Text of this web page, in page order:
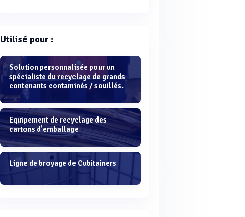
Utilisé pour :
Solution personnalisée pour un
spécialiste du recyclage de grands
contenants contaminés / souillés.
Equipement de recyclage des
cartons d'emballage
Ligne de broyage de Cubitainers